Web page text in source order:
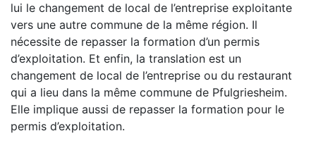
lui le changement de local de l’entreprise exploitante
vers une autre commune de la même région. Il
nécessite de repasser la formation d’un permis
d’exploitation. Et enfin, la translation est un
changement de local de l’entreprise ou du restaurant
qui a lieu dans la même commune de Pfulgriesheim.
Elle implique aussi de repasser la formation pour le
permis d’exploitation.